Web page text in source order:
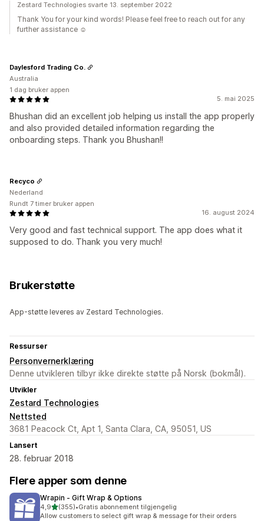
Zestard Technologies svarte 13. september 2022
Thank You for your kind words! Please feel free to reach out for any
further assistance ☺️
5. mai 2025
Bhushan did an excellent job helping us install the app properly
and also provided detailed information regarding the
onboarding steps. Thank you Bhushan!!
Daylesford Trading Co.
Australia
1 dag bruker appen
16. august 2024
Very good and fast technical support. The app does what it
supposed to do. Thank you very much!
Recyco
Nederland
Rundt 7 timer bruker appen
Brukerstøtte
App-støtte leveres av Zestard Technologies.
Ressurser
Personvernerklæring
Denne utvikleren tilbyr ikke direkte støtte på Norsk (bokmål).
Utvikler
Zestard Technologies
Nettsted
3681 Peacock Ct, Apt 1, Santa Clara, CA, 95051, US
Lansert
28. februar 2018
Flere apper som denne
Wrapin ‑ Gift Wrap & Options
4,9av 5 stjerner
(355)
Totalt 355 omtaler
•Gratis abonnement tilgjengelig
Allow customers to select gift wrap & message for their orders